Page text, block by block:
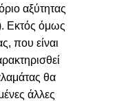
αξύτητας
Εκτός όμως
που είναι
θα
άλλες